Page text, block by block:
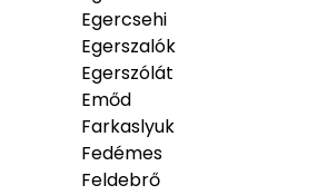
Egercsehi
Egerszalók
Egerszólát
Emőd
Farkaslyuk
Fedémes
Feldebrő